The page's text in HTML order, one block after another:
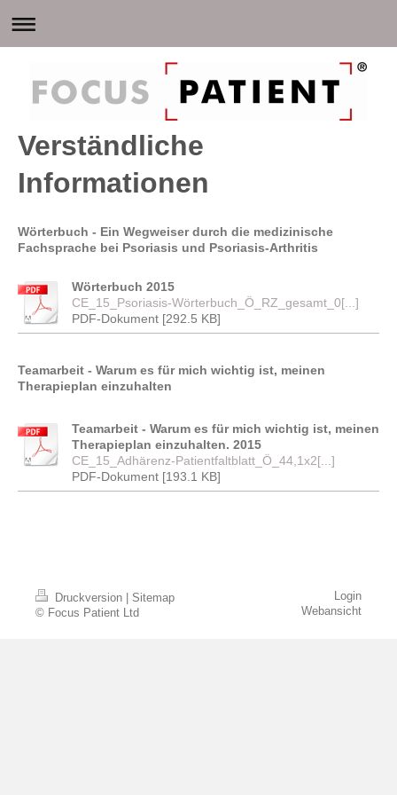
Verständliche
Informationen
Wörterbuch - Ein Wegweiser durch die medizinische
Fachsprache bei Psoriasis und Psoriasis-Arthritis
Wörterbuch 2015
CE_15_Psoriasis-Wörterbuch_Ö_RZ_gesamt_0[...]
PDF-Dokument [292.5 KB]
Teamarbeit - Warum es für mich wichtig ist, meinen
Therapieplan einzuhalten
Teamarbeit - Warum es für mich wichtig ist, meinen
Therapieplan einzuhalten. 2015
CE_15_Adhärenz-Patientfaltblatt_Ö_44,1x2[...]
PDF-Dokument [193.1 KB]
Druckversion
Sitemap
© Focus Patient Ltd
Login
Webansicht